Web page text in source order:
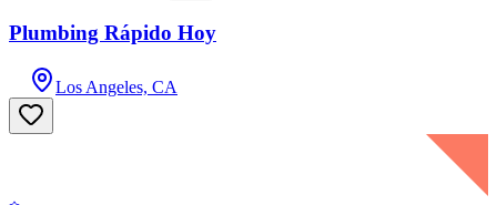
Plumbing Rápido Hoy
Los Angeles, CA